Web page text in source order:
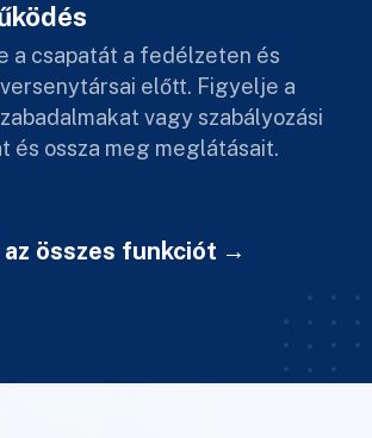
a csapatát a fedélzeten és
előtt. Figyelje a
vagy szabályozási
és ossza meg meglátásait.
összes funkciót